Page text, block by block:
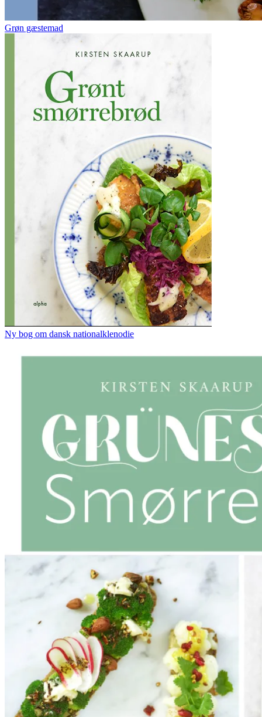
Grøn gæstemad
Ny bog om dansk nationalklenodie